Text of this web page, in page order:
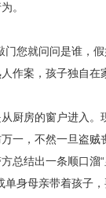
。
门您就问问是谁，
作案，孩子独自
厨房的窗户进入
一，不然一旦盗
总结出一条顺口
单身母亲带着孩子